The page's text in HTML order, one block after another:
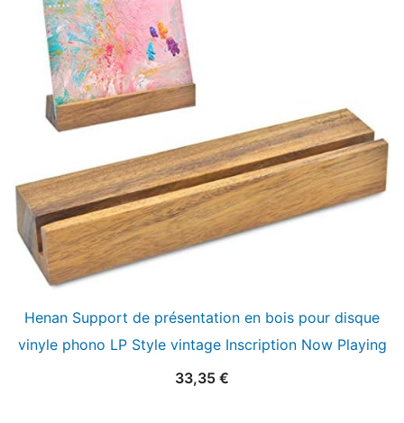
Henan Support de présentation en bois pour disque
vinyle phono LP Style vintage Inscription Now Playing
33,35 €